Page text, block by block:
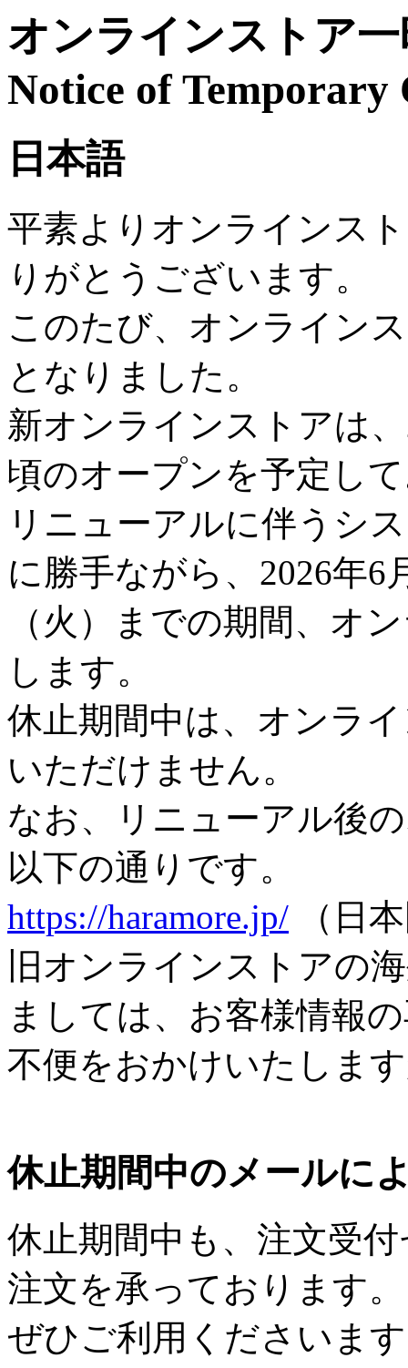
オンラインストア
Notice of Temporary
日本語
平素よりオンラインス
りがとうございます。
このたび、オンライン
となりました。
新オンラインストアは
頃のオープンを予定し
リニューアルに伴うシ
に勝手ながら、2026年6
（火）までの期間、オ
します。
休止期間中は、オンラ
いただけません。
なお、リニューアル後
以下の通りです。
https://haramore.jp/ （日
旧オンラインストアの
ましては、お客様情報
不便をおかけいたしま
休止期間中のメールに
休止期間中も、注文受
注文を承っております。
ぜひご利用くださいま